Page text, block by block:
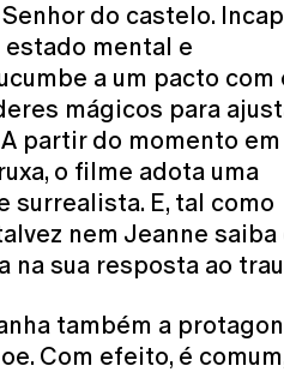
do castelo.
estado mental e
a um pacto com
mágicos para
partir do momento em
o filme adota uma
surrealista. E, tal como
nem Jeanne saiba
na sua resposta ao
também a
Com efeito, é